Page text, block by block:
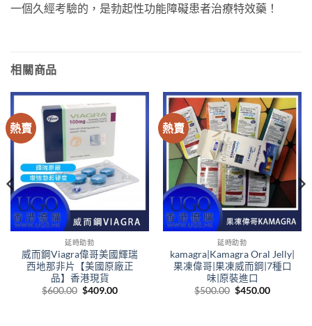
一個久經考驗的，是勃起性功能障礙患者治療特效藥！
相關商品
熱賣
延時助勃
威而鋼Viagra偉哥美國輝瑞
西地那非片【美國原廠正
品】香港現貨
$600.00 Original
$409.00Current
熱賣
延時助勃
kamagra|Kamagra Oral Jelly|
果凍偉哥|果凍威而鋼|7種口
味|原裝進口
$500.00 Original
$450.00Current